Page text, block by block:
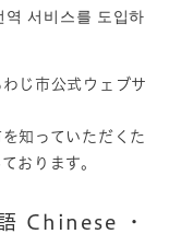
역 서비스를 도입하
じ市公式ウェブサ
知っていただくた
おります。
Chinese ・